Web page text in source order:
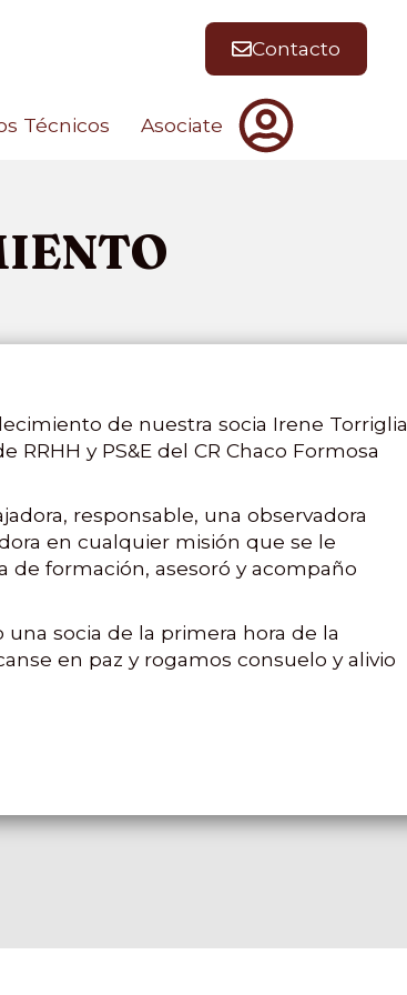
Contacto
Técnicos Asociate
de nuestra socia Irene Torriglia
y PS&E del CR Chaco Formosa
responsable, una observadora
en cualquier misión que se le
de formación, asesoró y acompaño
una socia de la primera hora de la
en paz y rogamos consuelo y alivio